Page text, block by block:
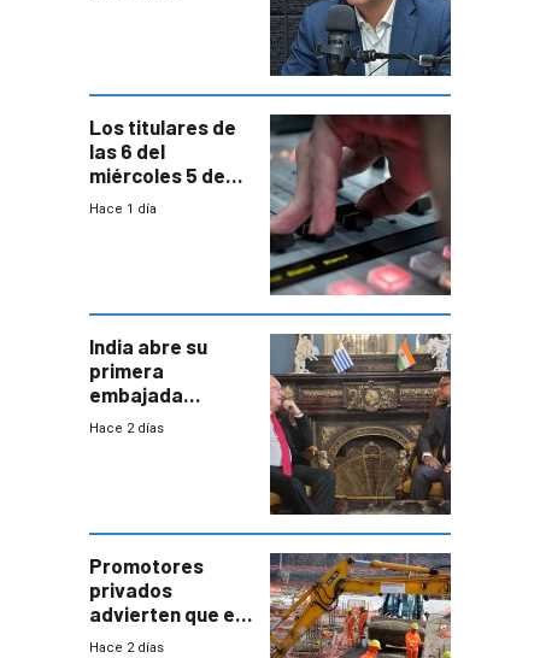
Los titulares de
las 6 del
miércoles 5 de
agosto de 2026
Hace 1 día
India abre su
primera
embajada
residente en
enorme
potencial
Hace 2 días
Promotores
privados
advierten que el
nuevo convenio
Hace 2 días